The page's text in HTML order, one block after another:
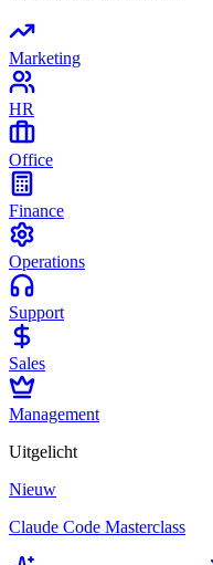
Marketing
HR
Office
Finance
Operations
Support
Sales
Management
Uitgelicht
Nieuw
Claude Code Masterclass